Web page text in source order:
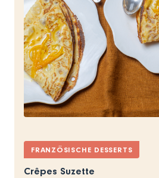
FRANZÖSISCHE DESSERTS
Crêpes Suzette